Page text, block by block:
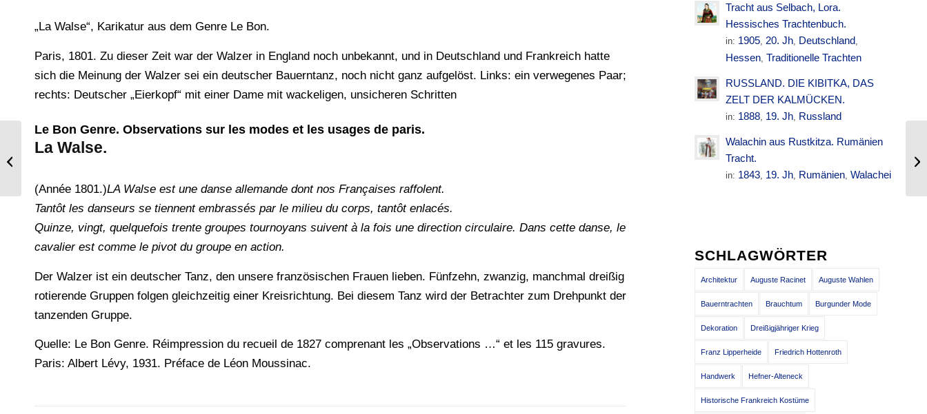
„La Walse“, Karikatur aus dem Genre Le Bon.
Paris, 1801. Zu dieser Zeit war der Walzer in England noch unbekannt, und in Deutschland und Frankreich hatte
sich die Meinung der Walzer sei ein deutscher Bauerntanz, noch nicht ganz aufgelöst. Links: ein verwegenes Paar;
rechts: Deutscher „Eierkopf“ mit einer Dame mit wackeligen, unsicheren Schritten
Le Bon Genre. Observations sur les modes et les usages de paris.
La Walse.
(Année 1801.)LA Walse est une danse allemande dont nos Françaises raffolent.
Tantôt les danseurs se tiennent embrassés par le milieu du corps, tantôt enlacés.
Quinze, vingt, quelquefois trente groupes tournoyans suivent à la fois une direction circulaire. Dans cette danse, le
cavalier est comme le pivot du groupe en action.
Der Walzer ist ein deutscher Tanz, den unsere französischen Frauen lieben. Fünfzehn, zwanzig, manchmal dreißig
rotierende Gruppen folgen gleichzeitig einer Kreisrichtung. Bei diesem Tanz wird der Betrachter zum Drehpunkt der
tanzenden Gruppe.
Quelle: Le Bon Genre. Réimpression du recueil de 1827 comprenant les „Observations …“ et les 115 gravures.
Paris: Albert Lévy, 1931. Préface de Léon Moussinac.
Tracht aus Selbach, Lora.
Hessisches Trachtenbuch.
in: 1905,20. Jh, Deutschland,
Hessen, Traditionelle Trachten
RUSSLAND. DIE KIBITKA, DAS
ZELT DER KALMÜCKEN.
in: 1888, 19. Jh, Russland
Walachin aus Rustkitza. Rumänien
Tracht.
in: 1843, 19. Jh, Rumänien,Walachei
SCHLAGWÖRTER
Architektur Auguste Racinet Auguste Wahlen
Bauerntrachten Brauchtum Burgunder Mode
Dekoration Dreißigjähriger Krieg
Franz Lipperheide Friedrich Hottenroth
Handwerk Hefner-Alteneck
Historische Frankreich Kostüme
Bemalte Kinderwiegen 18. u. 19.